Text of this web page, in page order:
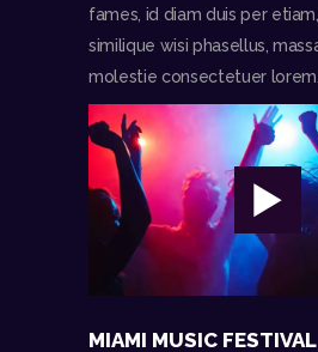
fames, id diam duis per
similique wisi phasellus,
molestie consectetuer
MIAMI MUSIC FESTIVAL